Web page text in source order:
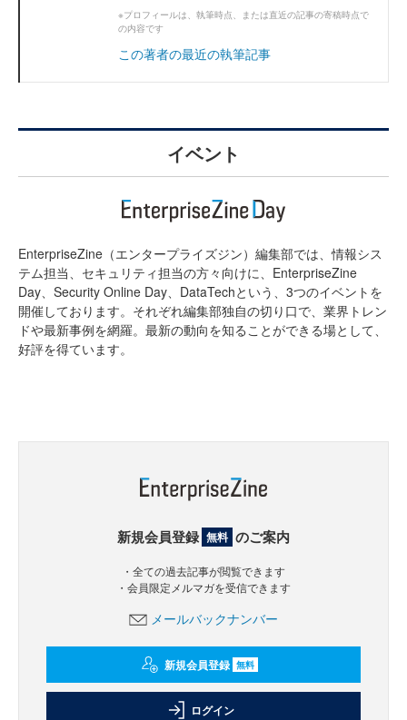
※プロフィールは、執筆時点、または直近の記事の寄稿時点で
の内容です
この著者の最近の執筆記事
イベント
EnterpriseZine（エンタープライズジン）編集部では、情報シス
テム担当、セキュリティ担当の方々向けに、EnterpriseZine
Day、Security Online Day、DataTechという、3つのイベントを
開催しております。それぞれ編集部独自の切り口で、業界トレン
ドや最新事例を網羅。最新の動向を知ることができる場として、
好評を得ています。
新規会員登録 無料 のご案内
・全ての過去記事が閲覧できます
・会員限定メルマガを受信できます
メールバックナンバー
新規会員登録 無料
ログイン